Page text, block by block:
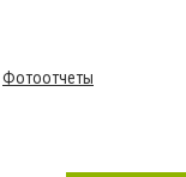
Фотоотчеты